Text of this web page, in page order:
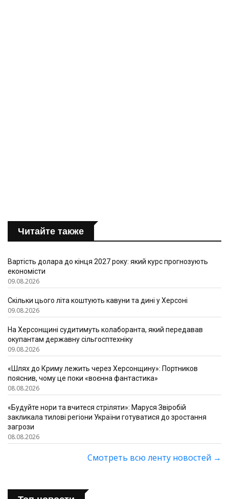
Читайте также
Вартість долара до кінця 2027 року: який курс прогнозують
економісти
09.08.2026
Скільки цього літа коштують кавуни та дині у Херсоні
09.08.2026
На Херсонщині судитимуть колаборанта, який передавав
окупантам державну сільгосптехніку
09.08.2026
«Шлях до Криму лежить через Херсонщину»: Портников
пояснив, чому це поки «воєнна фантастика»
08.08.2026
«Будуйте нори та вчитеся стріляти»: Маруся Звіробій
закликала тилові регіони України готуватися до зростання
загрози
08.08.2026
Смотреть всю ленту новостей →